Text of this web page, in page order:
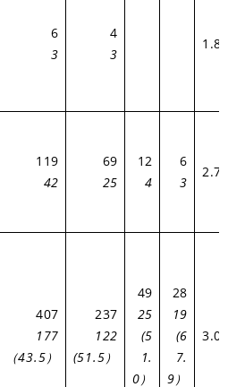
6
3
4
3
1.8
119
42
69
25
12
4
6
3
2.7
407
177
（43.5）
237
122
(51.5）
49
25
(5
1.
0）
28
19
(6
7.
9）
3.0